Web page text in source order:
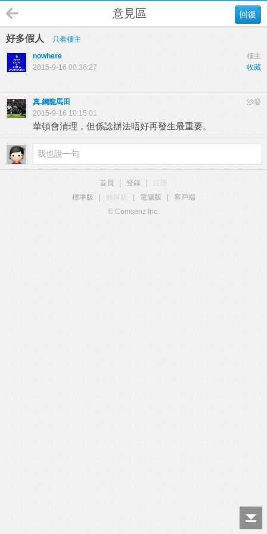
回復
意見區
好多假人
只看樓主
樓主
nowhere
收藏
2015-9-16 00:36:27
沙發
真.鋼龍馬田
2015-9-16 10:15:01
華頓會清理，但係諗辦法唔好再發生最重要。
首頁 登錄
標準版
電腦版
客戶端
© Comsenz Inc.